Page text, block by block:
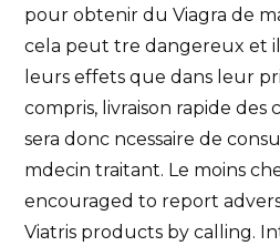
pour obtenir du Viagra de
cela peut tre dangereux et
leurs effets que dans leur
compris, livraison rapide des
sera donc ncessaire de
mdecin traitant. Le moins
encouraged to report
Viatris products by calling.